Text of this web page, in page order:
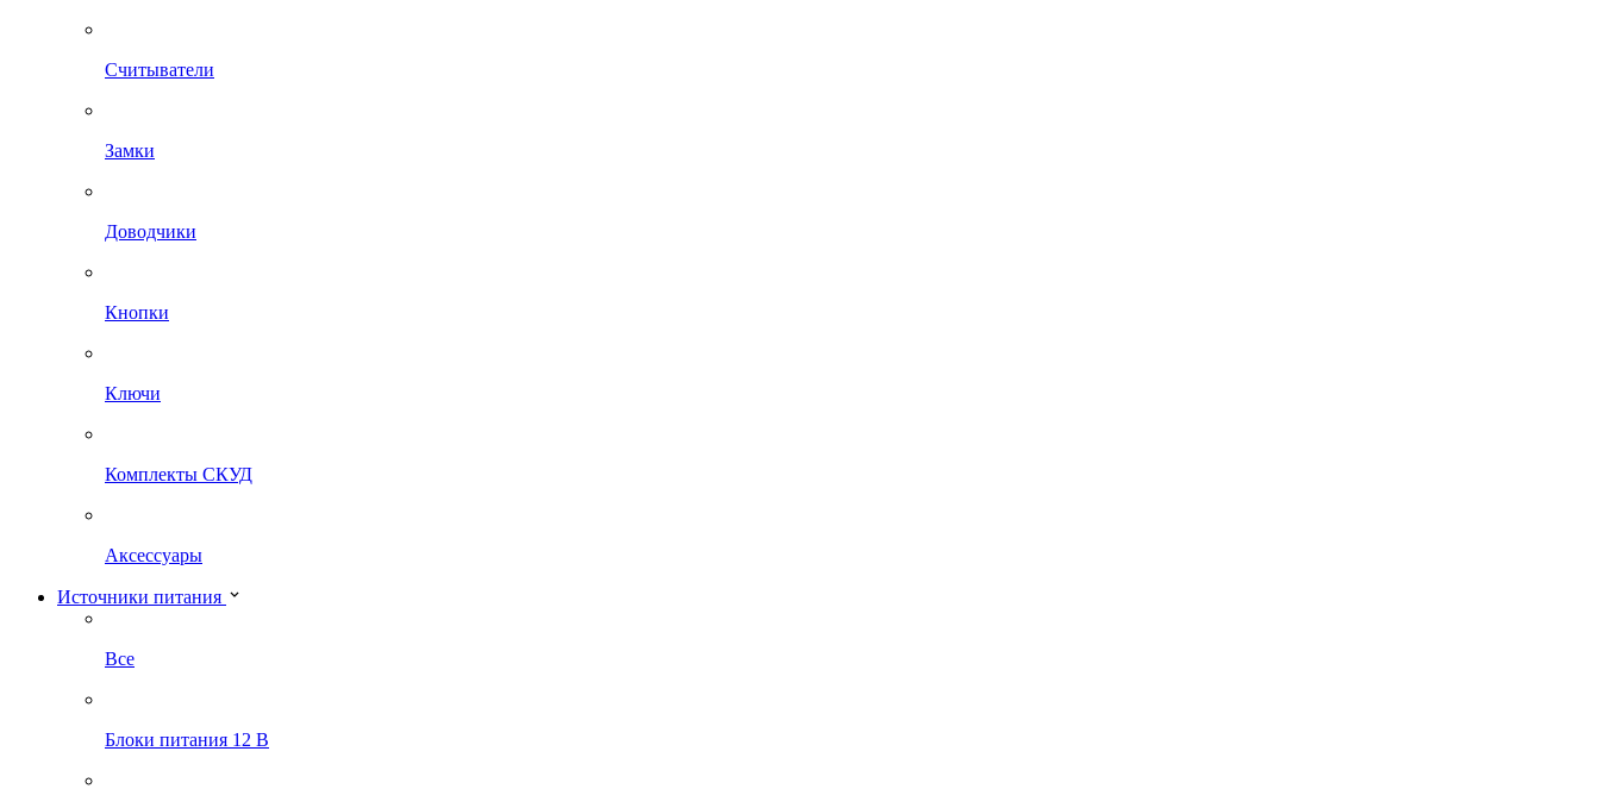
Считыватели
Замки
Доводчики
Кнопки
Ключи
Комплекты СКУД
Аксессуары
Источники питания
Все
Блоки питания 12 В